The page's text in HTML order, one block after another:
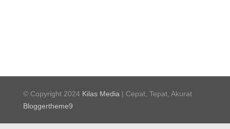
© Copyright 2024 Kilas Media | Cepat, Tepat, Akurat
Bloggertheme9